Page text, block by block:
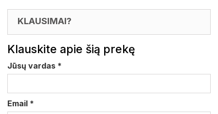
KLAUSIMAI?
Klauskite apie šią prekę
Jūsų vardas *
Email *